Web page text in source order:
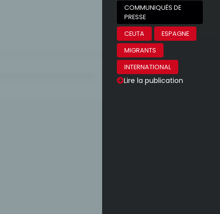
COMMUNIQUÉS DE
PRESSE
CEUTA
ESPAGNE
MIGRANTS
INTERNATIONAL
Lire la publication